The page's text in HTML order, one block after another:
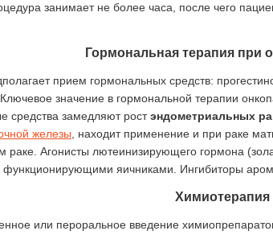
занимает не более часа, после чего
Гормональная терапия при
прием гормональных средств:
значение в гормональной терапии
средства замедляют ростэндометриальных
железы , находит применение и при раке
раке. Агонисты лютеинизирующего гормона
функционирующими яичниками. Ингибиторы
Химиотерапия
или пероральное введение